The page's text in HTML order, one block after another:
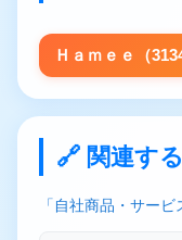
Ｈａｍｅｅ（
🔗 関連す
「自社商品・サー